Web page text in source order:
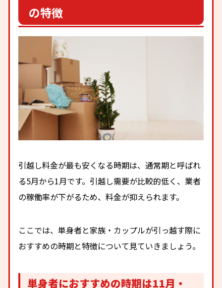
の特徴
引越し料金が最も安くなる時期は、通常期と呼ばれ
る5月から1月です。引越し需要が比較的低く、業者
の稼働率が下がるため、料金が抑えられます。
ここでは、単身者と家族・カップルが引っ越す際に
おすすめの時期と特徴について見ていきましょう。
単身者におすすめの時期は11月・